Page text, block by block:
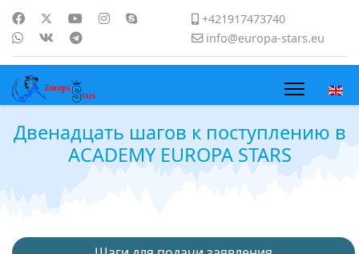
+421917473740
info@europa-stars.eu
Двенадцать шагов к поступлению в
ACADEMY EUROPA STARS